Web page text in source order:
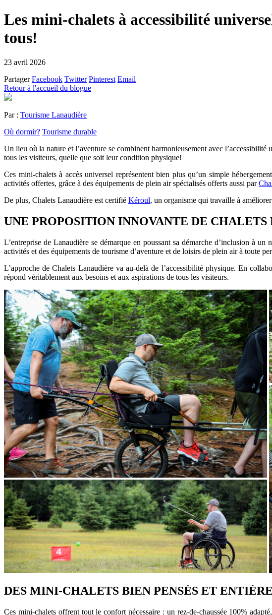
Les mini-chalets à accessibilité
tous!
23 avril 2026
Partager Facebook Twitter Pinterest Email
Retour à l'accueil du blogue
Par : Tourisme Lanaudière
Où dormir? Tourisme durable
Un lieu où la nature et l’aventure se combinent harmonieusement avec
tous les visiteurs, quelle que soit leur condition physique!
Ces mini-chalets à accès universel représentent bien plus qu’un simple
activités offertes, grâce à des équipements de plein air spécialisés offerts aussi par
De plus, Chalets Lanaudière est certifié Kéroul, un organisme qui travaille à
UNE PROPOSITION INNOVANTE DE
L’entreprise de Lanaudière se démarque en poussant sa démarche d’inclusion à
activités et des équipements de tourisme d’aventure et de loisirs de plein air à toute
L’approche de Chalets Lanaudière va au-delà de l’accessibilité physique. En
répond véritablement aux besoins et aux aspirations de tous les visiteurs.
DES MINI-CHALETS BIEN PENSÉS ET
Ces mini-chalets offrent tout le confort nécessaire : un rez-de-chaussée 100%